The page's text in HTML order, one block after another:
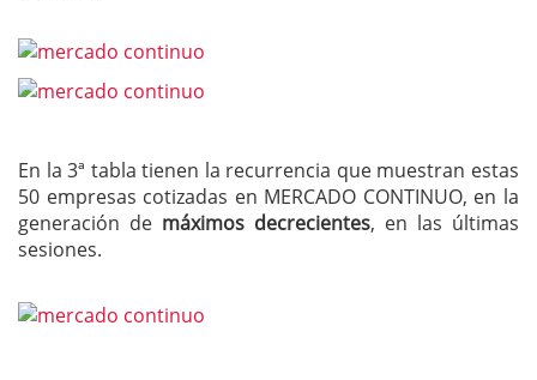
En la 3ª tabla tienen la recurrencia que muestran estas
50 empresas cotizadas en MERCADO CONTINUO, en la
generación de máximos decrecientes, en las últimas
sesiones.